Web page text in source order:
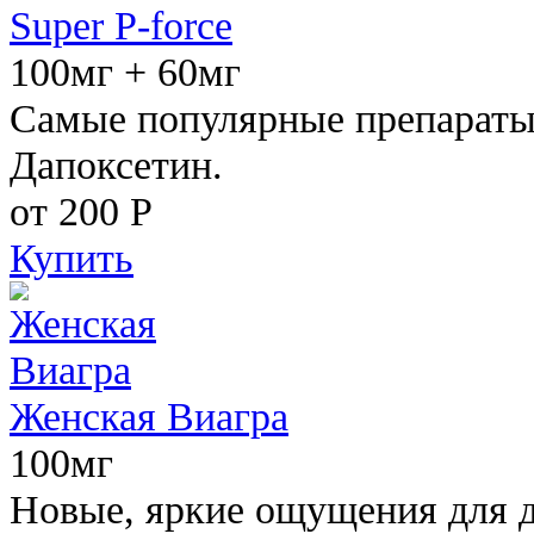
Super P-force
100мг + 60мг
Самые популярные
Дапоксетин.
от 200 Р
Купить
Женская Виагра
100мг
Новые, яркие ощущения для